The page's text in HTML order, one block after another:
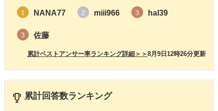
1 NANA77 2 miii966 3 hal39
3 佐藤
8月9日12時26分更新
累計ベストアンサー率ランキング詳細＞＞
累計回答数ランキング